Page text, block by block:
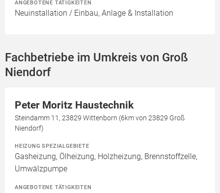
ANGEBOTENE TÄTIGKEITEN
Neuinstallation / Einbau, Anlage & Installation
Fachbetriebe im Umkreis von Groß
Niendorf
Peter Moritz Haustechnik
Steindamm 11, 23829 Wittenborn (6km von 23829 Groß
Niendorf)
HEIZUNG SPEZIALGEBIETE
Gasheizung, Ölheizung, Holzheizung, Brennstoffzelle,
Umwälzpumpe
ANGEBOTENE TÄTIGKEITEN